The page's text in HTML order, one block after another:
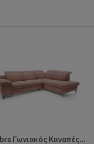
Cobra Γωνιακός Καναπές Με Κρεβάτι Και Αποθηκευτικό Χώρο